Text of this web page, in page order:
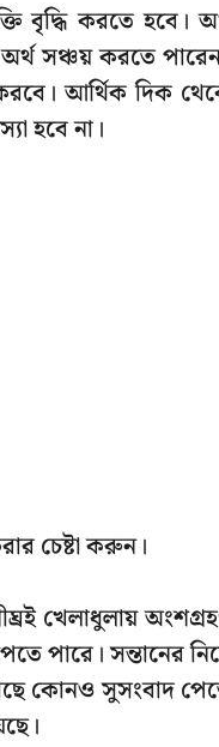
বৃদ্ধি করতে হবে।
সঞ্চয় করতে
আর্থিক দিক
হবে না।
চেষ্টা করুন।
খেলাধুলায়
পারে। সন্তানের
কোনও সুসংবাদ